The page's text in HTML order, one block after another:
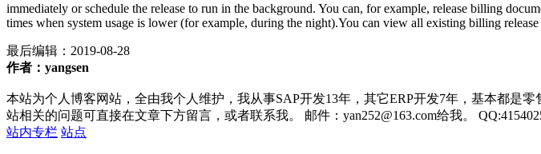
immediately or schedule the release to run in the background. You can, for example, release billing
times when system usage is lower (for example, during the night).You can view all existing billing
最后编辑： 2019-08-28
作者：yangsen
本站为个人博客网站，全由我个人维护，我从事SAP开发13年，其它ERP开发7年，基本都是
站相关的问题可直接在文章下方留言，或者联系我。 邮件：yan252@163.com给我。
站内专栏 站点